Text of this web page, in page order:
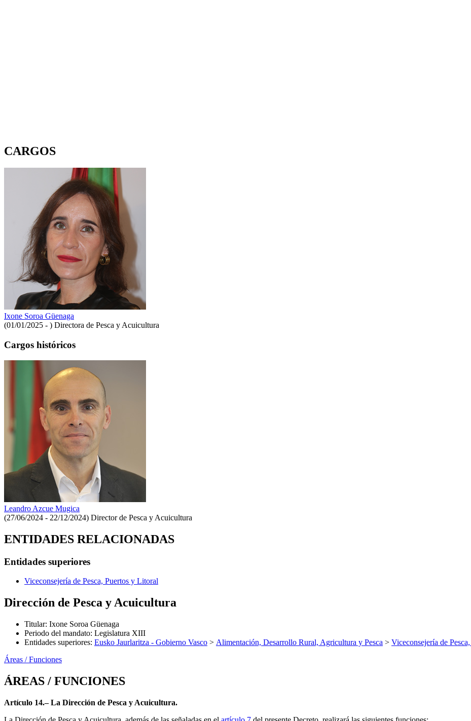
CARGOS
Ixone Soroa Güenaga
(01/01/2025 - ) Directora de Pesca y Acuicultura
Cargos históricos
Leandro Azcue Mugica
(27/06/2024 - 22/12/2024) Director de Pesca y Acuicultura
ENTIDADES RELACIONADAS
Entidades superiores
Viceconsejería de Pesca, Puertos y Litoral
Dirección de Pesca y Acuicultura
Titular: Ixone Soroa Güenaga
Periodo del mandato: Legislatura XIII
Entidades superiores: Eusko Jaurlaritza - Gobierno Vasco > Alimentación, Desarrollo Rural, Agricultura y Pesca > Viceconsejería de
Áreas / Funciones
ÁREAS / FUNCIONES
Artículo 14.– La Dirección de Pesca y Acuicultura.